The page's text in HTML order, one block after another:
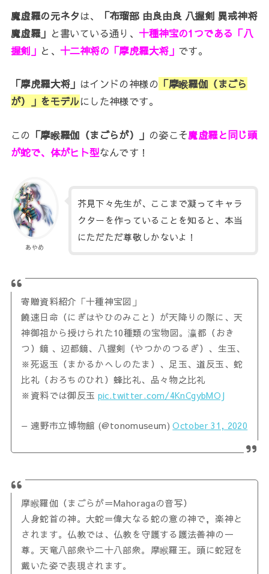
魔虚羅の元ネタは、
「布瑠部 由良由良 八握剣 異戒神将
魔虚羅」 と書いている通り、十種神宝の1つである「八
握剣」 と、 十二神将の「摩虎羅大将」 です。
「摩虎羅大将」 はインドの神様の 「摩睺羅伽（まごら
が）」をモデルにした神様です。
この 「摩睺羅伽（まごらが）」 の姿こそ魔虚羅と同じ頭
が蛇で、体がヒト型なんです！
あやめ
芥見下々先生が、ここまで凝ってキャラ
クターを作っていることを知ると、本当
にただただ尊敬しかないよ！
寄贈資料紹介「十種神宝図」
饒速日命（にぎはやひのみこと）が天降りの際に、天
神御祖から授けられた10種類の宝物図。瀛都（おき
つ）鏡 、辺都鏡、八握剣（やつかのつるぎ）、生玉、
※死返玉（まかるかへしのたま）、足玉、道反玉、蛇
比礼（おろちのひれ）蜂比礼、品々物之比礼
※資料では御反玉 pic.twitter.com/4KnCgybMOJ
— 遠野市立博物館 (@tonomuseum)October 31, 2020
摩睺羅伽（まごらが＝Mahoragaの音写）
人身蛇首の神。大蛇＝偉大なる蛇の意の神で，楽神と
されます。仏教では、仏教を守護する護法善神の一
尊。天竜八部衆や二十八部衆。摩睺羅王。頭に蛇冠を
戴いた姿で表現されます。